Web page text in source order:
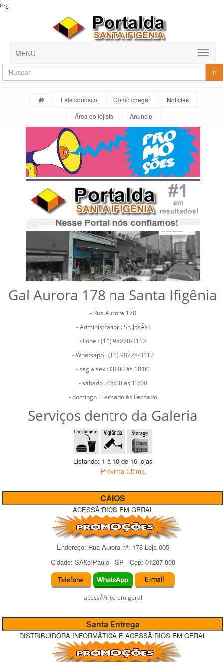
ï»¿
MENU
Ir
Fale conosco Como chegar
Notícias
Área do lojista
Anuncie
Gal Aurora 178 na Santa Ifigênia
- Rua Aurora 178
- Administrador : Sr. JosÃ©
- Fone : (11) 98228-3112
- Whatsapp : (11) 98228-3112
- seg a sex : 08:00 ás 18:00
- sábado : 08:00 ás 13:00
- domingo : Fechado ás Fechado
Serviços dentro da Galeria
Listando: 1 à 10 de 16 lojas
Próxima Última
CAIOS
ACESSÃ“RIOS EM GERAL
Endereço: Rua Auroranº: 178 Loja 005
Cidade: SÃ£o Paulo- SP - Cep: 01207-000
acessÃ³rios em geral
Santa Entrega
DISTRIBUIDORA INFORMÃTICA E ACESSÃ“RIOS EM GERAL